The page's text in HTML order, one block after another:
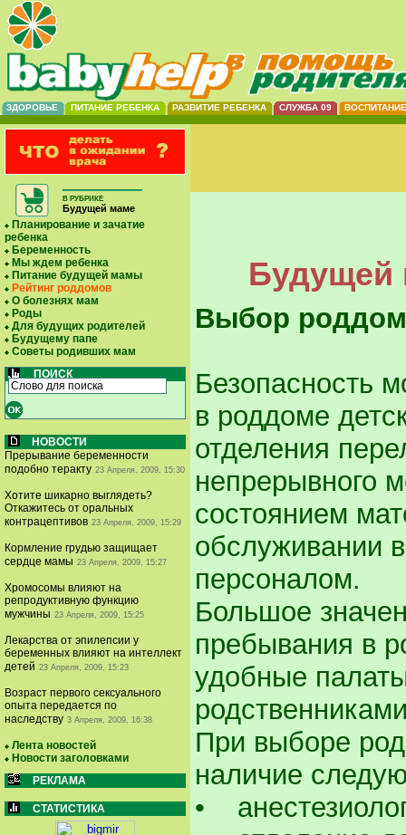
ЗДОРОВЬЕ ПИТАНИЕ РЕБЕНКА РАЗВИТИЕ РЕБЕНКА СЛУЖБА 09 ВОСПИТАНИЕ
В РУБРИКЕ
Будущей маме
Планирование и зачатие
ребенка
Беременность
Мы ждем ребенка
Питание будущей мамы
Рейтинг роддомов
О болезнях мам
Роды
Для будущих родителей
Будущему папе
Советы родивших мам
ПОИСК
НОВОСТИ
Прерывание беременности
подобно теракту 23 Апреля, 2009, 15:30
Хотите шикарно выглядеть?
Откажитесь от оральных
контрацептивов 23 Апреля, 2009, 15:29
Кормление грудью защищает
сердце мамы 23 Апреля, 2009, 15:27
Хромосомы влияют на
репродуктивную функцию
мужчины 23 Апреля, 2009, 15:25
Лекарства от эпилепсии у
беременных влияют на интеллект
детей 23 Апреля, 2009, 15:23
Возраст первого сексуального
опыта передается по
наследству 3 Апреля, 2009, 16:38
Лента новостей
Новости заголовками
РЕКЛАМА
СТАТИСТИКА
Будущей
Выбор
Безопасность
в роддоме
отделения
непрерывного
состоянием
обслуживании
персоналом.
Большое
пребывания в
удобные
При выборе
наличие
•